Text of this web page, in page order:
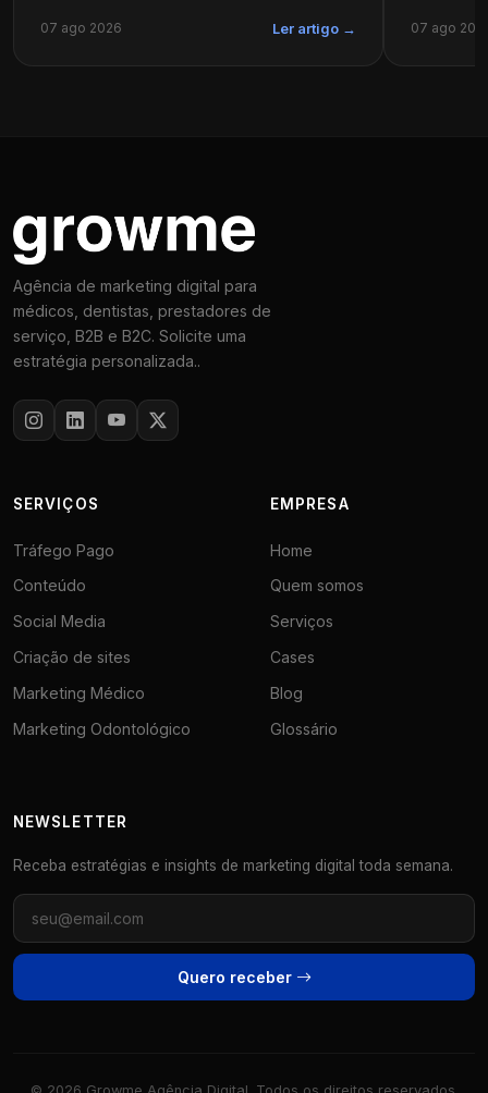
07 ago 2026 Ler artigo → 07 ago
Agência de marketing digital para
médicos, dentistas, prestadores de
serviço, B2B e B2C. Solicite uma
estratégia personalizada..
SERVIÇOS
Tráfego Pago
Conteúdo
Social Media
Criação de sites
Marketing Médico
Marketing Odontológico
EMPRESA
Home
Quem somos
Serviços
Cases
Blog
Glossário
NEWSLETTER
Receba estratégias e insights de marketing digital toda semana.
Quero receber